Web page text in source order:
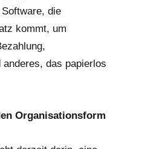
die
kommt, um
das papierlos
Organisationsform